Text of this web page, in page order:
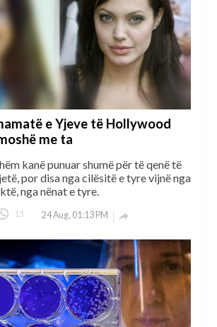
e Yjeve të Hollywood
me ta
kanë punuar shumë për të qenë të
por disa nga cilësitë e tyre vijnë nga
nga nënat e tyre.
13 24 Aug, 01:13 PM 